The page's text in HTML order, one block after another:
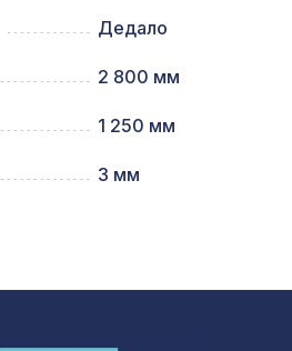
Дедало
2 800 мм
1 250 мм
3 мм